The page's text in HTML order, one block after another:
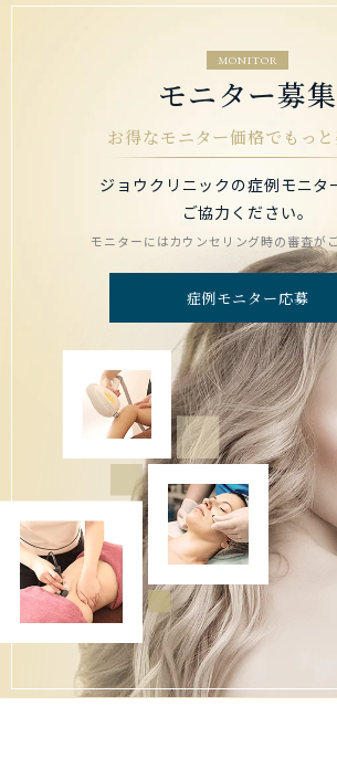
MONITOR
モニター募集
お得なモニター価格でもっと
ジョウクリニックの症例モニタ
ご協力ください。
モニターにはカウンセリング時の審査が
症例モニター応募